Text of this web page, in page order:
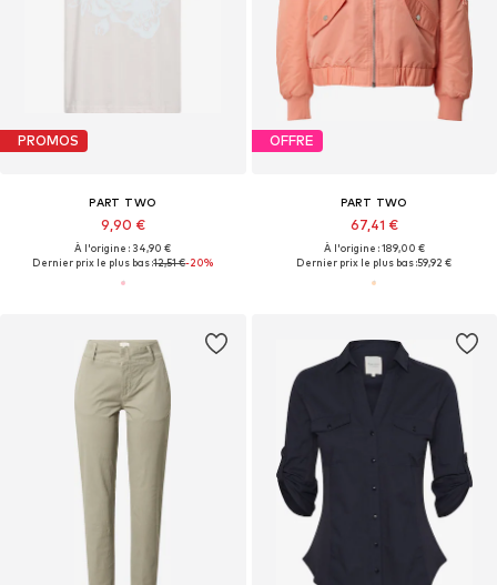
PROMOS
PART TWO
9,90 €
À l'origine : 34,90 €
Dernier prix le plus bas :12,51 €-20%
OFFRE
PART TWO
67,41 €
À l'origine : 189,00 €
Dernier prix le plus bas :59,92 €